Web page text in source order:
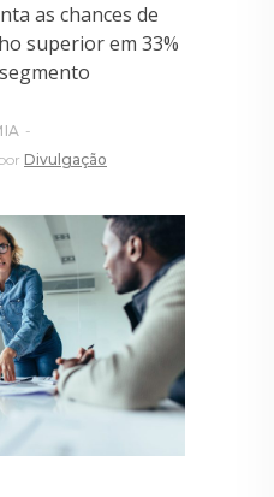
as chances de
superior em 33%
Divulgação